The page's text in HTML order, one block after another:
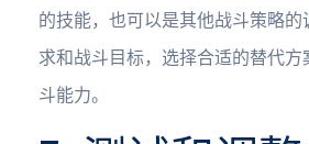
的技能，也可以是其他战斗策略的
求和战斗目标，选择合适的替代
斗能力。